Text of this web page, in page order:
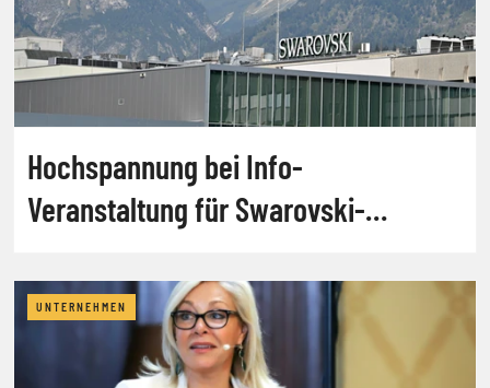
Hochspannung bei Info-
Veranstaltung für Swarovski-
UNTERNEHMEN